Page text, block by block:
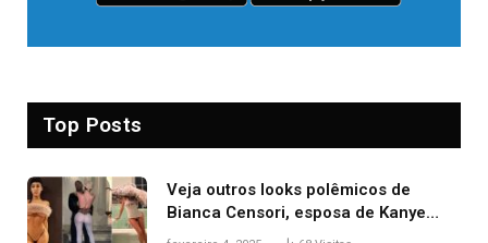
Top Posts
Veja outros looks polêmicos de
Bianca Censori, esposa de Kanye
West que apareceu nua no Grammy